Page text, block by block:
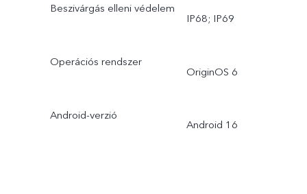
Beszivárgás elleni védelem
IP68; IP69
Operációs rendszer
OriginOS 6
Android-verzió
Android 16